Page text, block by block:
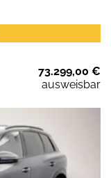
73.299,00 €
ausweisbar